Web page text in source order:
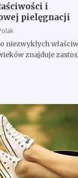
i
pielęgnacji
niezwykłych
znajduje